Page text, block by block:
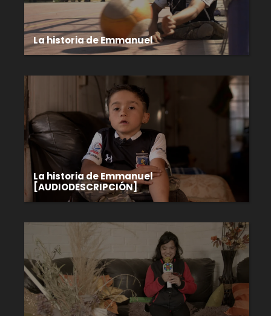
La historia de Emmanuel
La historia de Emmanuel
[AUDIODESCRIPCIÓN]